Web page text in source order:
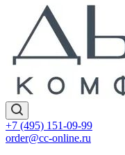
+7 (495) 151-09-99
order@cc-online.ru